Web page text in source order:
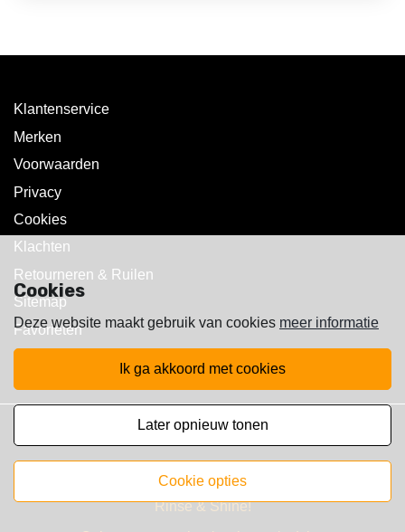
Klantenservice
Merken
Voorwaarden
Privacy
Cookies
Klachten
Retourneren & Ruilen
Sitemap
Favorieten
Copyright © 2025 Walst Rc's
Rinse & Shine!
Cookies
Deze website maakt gebruik van cookies meer informatie
ik ga akkoord met cookies
later opnieuw tonen
cookie opties